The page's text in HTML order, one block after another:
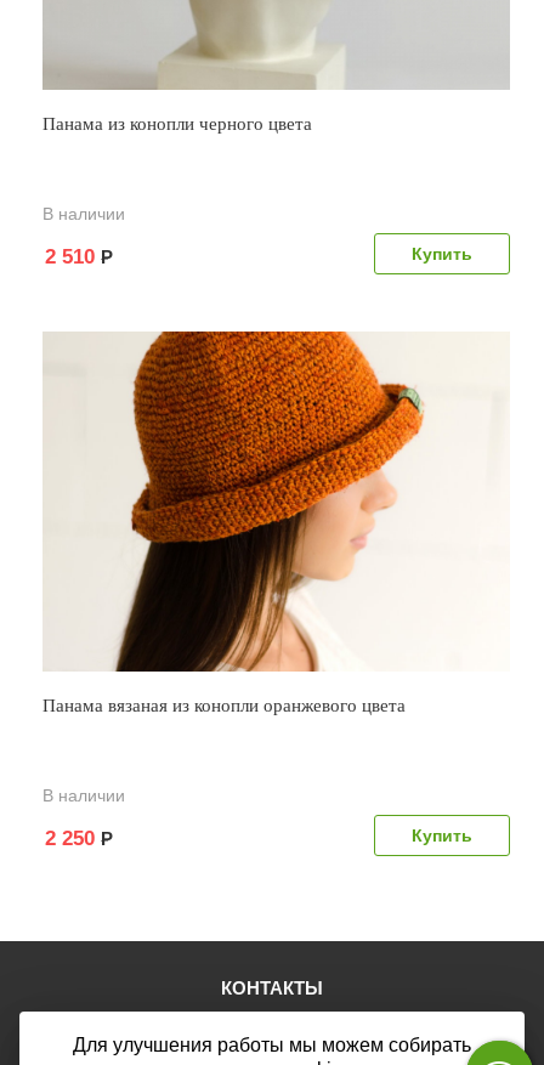
Панама из конопли черного цвета
В наличии
2 510 Р
Панама вязаная из конопли оранжевого цвета
В наличии
2 250 Р
КОНТАКТЫ
E-mail:mail@web46.ru
Для улучшения работы мы можем собирать